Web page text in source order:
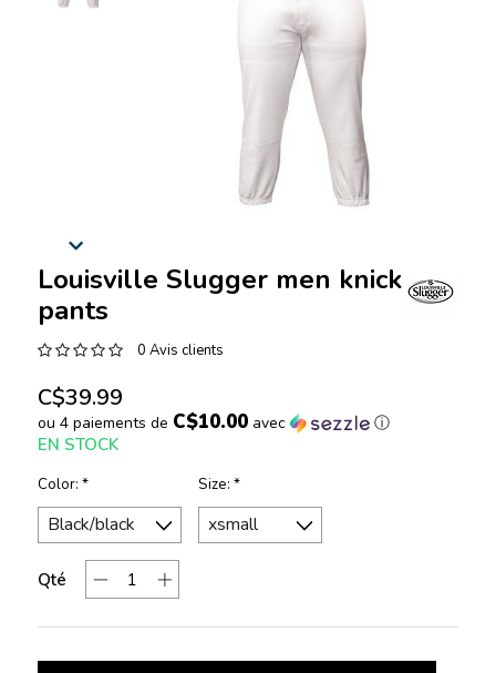
Louisville Slugger men knicker
pants
0 Avis clients
C$39.99
ou 4 paiements de C$10.00avec ⓘ
EN STOCK
Color: * Size: *
Qté